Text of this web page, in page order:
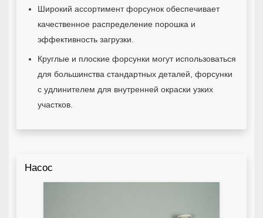
Широкий ассортимент форсунок обеспечивает
качественное распределение порошка и
эффективность загрузки.
Круглые и плоские форсунки могут использоваться
для большинства стандартных деталей, форсунки
с удлинителем для внутренней окраски узких
участков.
Насос